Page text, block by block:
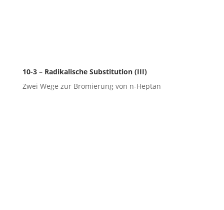
10-3 – Radikalische Substitution (III)
Zwei Wege zur Bromierung von n-Heptan